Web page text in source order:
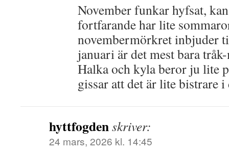
November funkar hyfsat,
fortfarande har lite
novembermörkret inbjuder
januari är det mest bara
Halka och kyla beror ju lite
gissar att det är lite bistrare
hyttfogdenskriver:
24 mars, 2026 kl. 14:45